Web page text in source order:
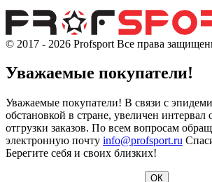
© 2017 - 2026 Profsport Все права
Уважаемые покупатели!
Уважаемые покупатели! В связи с
обстановкой в стране, увеличен интервал
отгрузки заказов. По всем вопросам
электронную почту info@profsport.ru
Берегите себя и своих близких!
ОК